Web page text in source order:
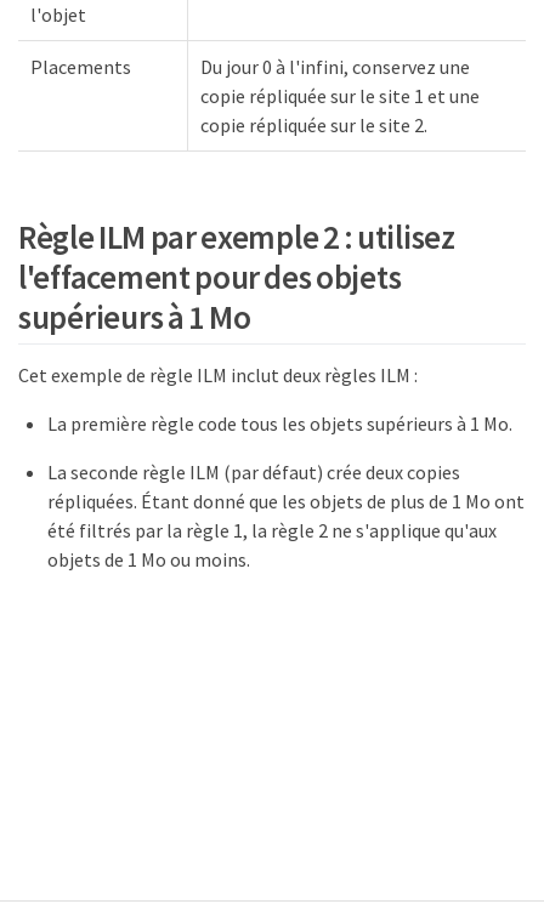
l'objet
Placements
Du jour 0 à l'infini, conservez une
copie répliquée sur le site 1 et une
copie répliquée sur le site 2.
Règle ILM par exemple 2 : utilisez
l'effacement pour des objets
supérieurs à 1 Mo
Cet exemple de règle ILM inclut deux règles ILM :
La première règle code tous les objets supérieurs à 1 Mo.
La seconde règle ILM (par défaut) crée deux copies
répliquées. Étant donné que les objets de plus de 1 Mo ont
été filtrés par la règle 1, la règle 2 ne s'applique qu'aux
objets de 1 Mo ou moins.